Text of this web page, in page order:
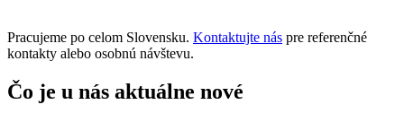
Pracujeme po celom Slovensku. Kontaktujte nás pre referenčné
kontakty alebo osobnú návštevu.
Čo je u nás aktuálne nové